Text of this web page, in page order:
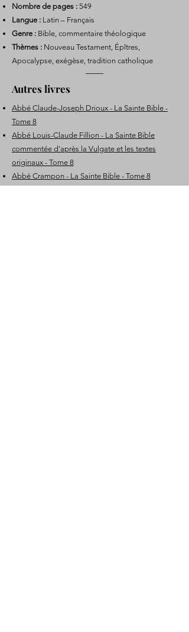
Nombre de pages : 549
Langue : Latin – Français
Genre : Bible, commentaire théologique
Thèmes : Nouveau Testament, Épîtres,
Apocalypse, exégèse, tradition catholique
Autres livres
Abbé Claude-Joseph Drioux - La Sainte Bible -
Tome 8
Abbé Louis-Claude Fillion - La Sainte Bible
commentée d'après la Vulgate et les textes
originaux - Tome 8
Abbé Crampon - La Sainte Bible - Tome 8